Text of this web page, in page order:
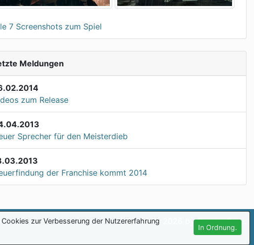
zur Verbesserung der Nutzererfahrung
In Ordnung.
7 Screenshots zum Spiel
Meldungen
zum Release
Sprecher für den Meisterdieb
der Franchise kommt 2014
© 2006 - 2026 by GamingCore.